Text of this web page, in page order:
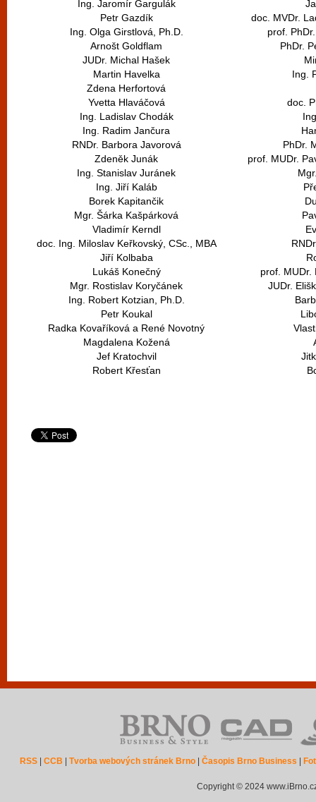
Ing. Jaromír Gargulák
Petr Gazdík
Ing. Olga Girstlová, Ph.D.
Arnošt Goldflam
JUDr. Michal Hašek
Martin Havelka
Zdena Herfortová
Yvetta Hlaváčová
Ing. Ladislav Chodák
Ing. Radim Jančura
RNDr. Barbora Javorová
Zdeněk Junák
Ing. Stanislav Juránek
Ing. Jiří Kaláb
Borek Kapitančik
Mgr. Šárka Kašpárková
Vladimír Kerndl
doc. Ing. Miloslav Keřkovský, CSc., MBA
Jiří Kolbaba
Lukáš Konečný
Mgr. Rostislav Koryčánek
Ing. Robert Kotzian, Ph.D.
Petr Koukal
Radka Kovaříková a René Novotný
Magdalena Kožená
Jef Kratochvil
Robert Křesťan
doc. MVDr.
prof.
PhDr.
Ing.
doc.
PhDr.
prof. MUDr.
prof. MUDr.
JUDr.
RSS| CCB Tvorba webových stránek Brno| Časopis Brno Business
Copyright © 2024